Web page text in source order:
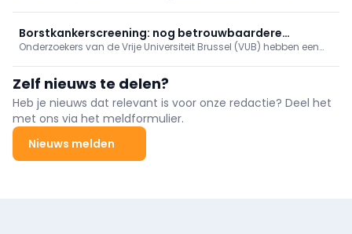
officieel boven de doopvont gehouden.
Borstkankerscreening: nog betrouwbaardere
simulatiemodellen
Onderzoekers van de Vrije Universiteit Brussel (VUB) hebben een
borstkankerscreening.
Zelf nieuws te delen?
Heb je nieuws dat relevant is voor onze redactie? Deel het
met ons via het meldformulier.
Nieuws melden